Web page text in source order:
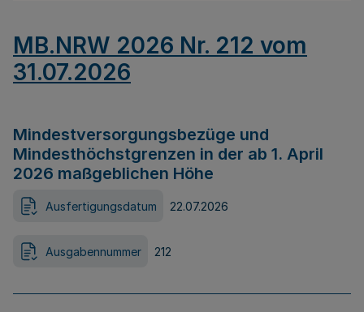
MB.NRW 2026 Nr. 212 vom
31.07.2026
Mindestversorgungsbezüge und
Mindesthöchstgrenzen in der ab 1. April
2026 maßgeblichen Höhe
Ausfertigungsdatum 22.07.2026
Ausgabennummer 212